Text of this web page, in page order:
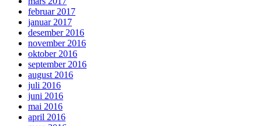
februar 2017
januar 2017
desember 2016
november 2016
oktober 2016
september 2016
august 2016
juli 2016
juni 2016
mai 2016
april 2016